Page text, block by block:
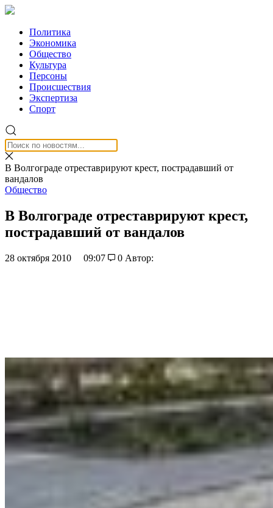
Политика
Экономика
Общество
Культура
Персоны
Происшествия
Экспертиза
Спорт
В Волгограде отреставрируют крест, пострадавший от
вандалов
Общество
В Волгограде отреставрируют крест,
пострадавший от вандалов
28 октября 2010 09:07 0 Автор: